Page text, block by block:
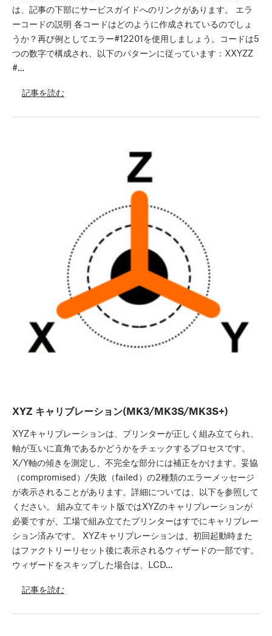
は、記事の下部にサービスガイドへのリンクがあります。 エラ
ーコードの説明 各コードはどのように作成されているのでしょ
うか？再び例としてエラー#12201を使用しましょう。コードは5
つの数字で構成され、以下のパターンに従っています：XXYZZ
#…
記事を読む
XYZ キャリブレーション(MK3/MK3S/MK3S+)
XYZキャリブレーションは、プリンターが正しく組み立てられ、
軸が互いに直角であるかどうかをチェックするプロセスです。
X/Y軸の傾きを測定し、不完全な部分には補正をかけます。妥協
（compromised）/失敗（failed）の2種類のエラーメッセージ
が表示されることがあります。詳細については、以下を参照して
ください。 組み立てキット版ではXYZのキャリブレーションが
必要ですが、工場で組み立てたプリンターはすでにキャリブレー
ション済みです。 XYZキャリブレーションは、初回起動時また
はファクトリーリセット後に表示されるウィザードの一部です。
ウィザードをスキップした場合は、LCD…
記事を読む